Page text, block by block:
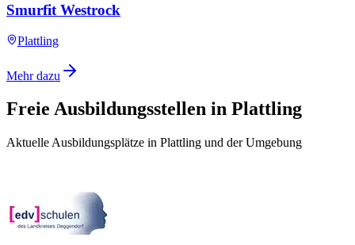
Smurfit Westrock
Plattling
Mehr dazu
Freie Ausbildungsstellen in Plattling
Aktuelle Ausbildungsplätze in Plattling und der Umgebung